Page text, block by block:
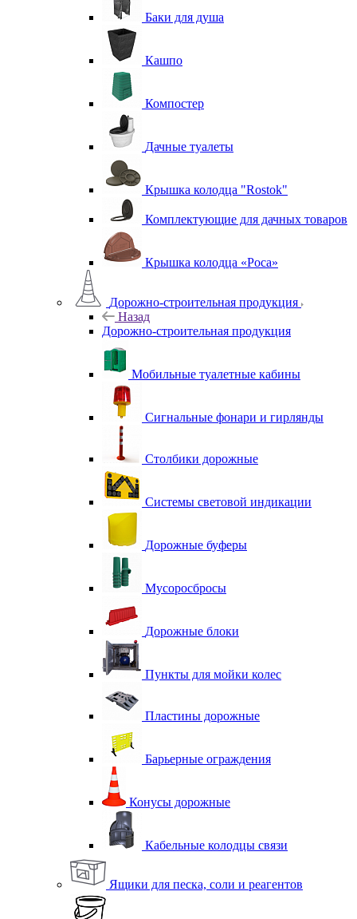
Баки для душа
Кашпо
Компостер
Дачные туалеты
Крышка колодца "Rostok"
Комплектующие для дачных товаров
Крышка колодца «Роса»
Дорожно-строительная продукция
Назад
Дорожно-строительная продукция
Мобильные туалетные кабины
Сигнальные фонари и гирлянды
Столбики дорожные
Системы световой индикации
Дорожные буферы
Мусоросбросы
Дорожные блоки
Пункты для мойки колес
Пластины дорожные
Барьерные ограждения
Конусы дорожные
Кабельные колодцы связи
Ящики для песка, соли и реагентов